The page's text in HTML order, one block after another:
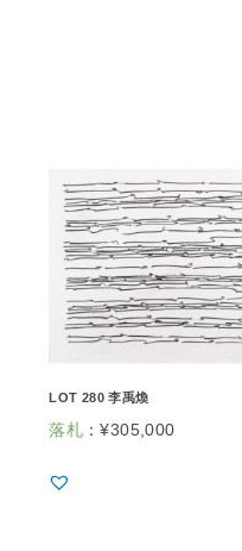
LOT 280 李禹煥
落札：¥305,000